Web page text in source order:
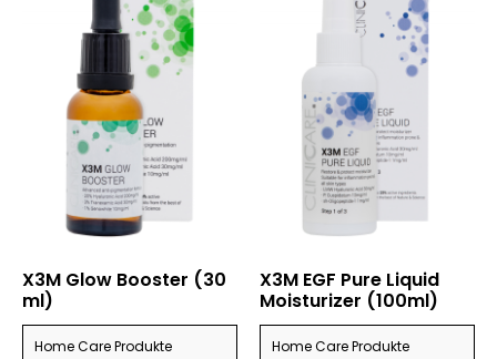
X3M Glow Booster (30
ml)
Home Care Produkte
X3M EGF Pure Liquid
Moisturizer (100ml)
Home Care Produkte